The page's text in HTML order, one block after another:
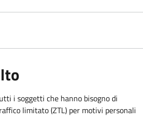
i soggetti che hanno bisogno di
limitato (ZTL) per motivi personali